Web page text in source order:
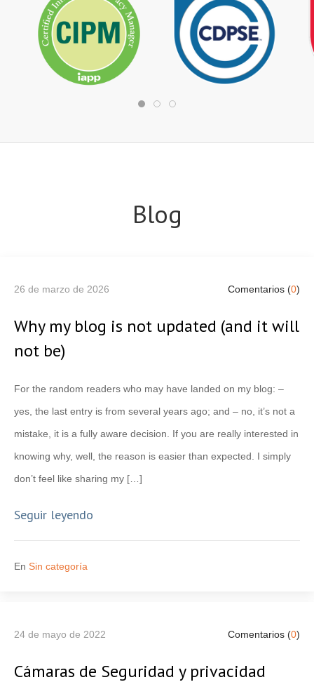
Blog
26 de marzo de 2026 Comentarios (0)
Why my blog is not updated (and it will
not be)
For the random readers who may have landed on my blog: –
yes, the last entry is from several years ago; and – no, it’s not a
mistake, it is a fully aware decision. If you are really interested in
knowing why, well, the reason is easier than expected. I simply
don’t feel like sharing my […]
Seguir leyendo
En Sin categoría
24 de mayo de 2022 Comentarios (0)
Cámaras de Seguridad y privacidad